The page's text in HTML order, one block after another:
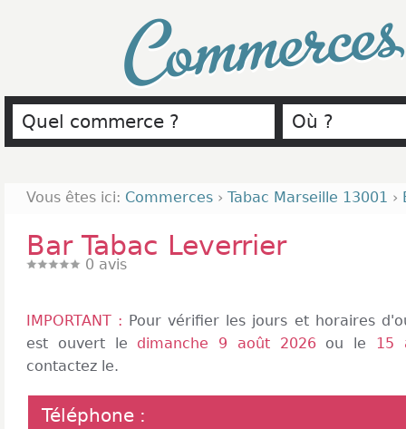
Vous êtes ici: Commerces › Tabac Marseille 13001 ›
Bar Tabac Leverrier
0 avis
IMPORTANT : Pour vérifier les jours et horaires
est ouvert le dimanche 9 août 2026ou le 15
contactez le.
Téléphone :